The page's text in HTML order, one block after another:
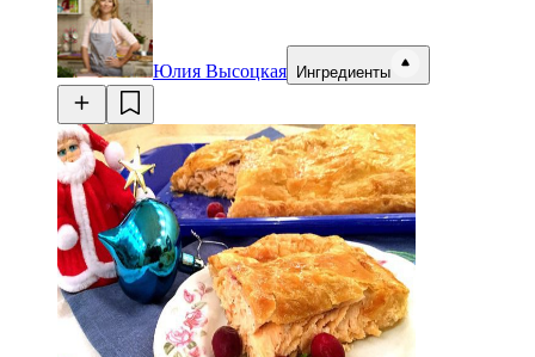
Юлия Высоцкая Ингредиенты